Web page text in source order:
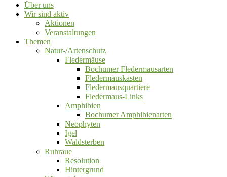
Über uns
Wir sind aktiv
Aktionen
Veranstaltungen
Themen
Natur-/Artenschutz
Fledermäuse
Bochumer Fledermausarten
Fledermauskasten
Fledermausquartiere
Fledermaus-Links
Amphibien
Bochumer Amphibienarten
Neophyten
Igel
Waldsterben
Ruhraue
Resolution
Hintergrund